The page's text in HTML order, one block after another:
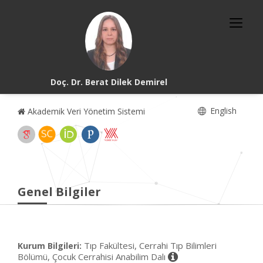
Doç. Dr. Berat Dilek Demirel
Akademik Veri Yönetim Sistemi English
Genel Bilgiler
Kurum Bilgileri: Tıp Fakültesi, Cerrahi Tıp Bilimleri
Bölümü, Çocuk Cerrahisi Anabilim Dalı